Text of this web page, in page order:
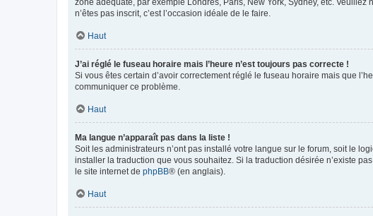
n’êtes pas inscrit, c’est l’occasion idéale de le faire.
Haut
J’ai réglé le fuseau horaire mais l’heure n’est toujours pas correcte !
Si vous êtes certain d’avoir correctement réglé le fuseau horaire mais que
communiquer ce problème.
Haut
Ma langue n’apparaît pas dans la liste !
Soit les administrateurs n’ont pas installé votre langue sur le forum, soit le
installer la traduction que vous souhaitez. Si la traduction désirée n’existe
le site internet de phpBB® (en anglais).
Haut